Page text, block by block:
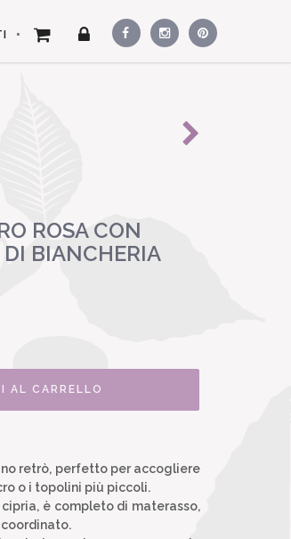
ROSA CON
BIANCHERIA
AL CARRELLO
retrò, perfetto per accogliere
o i topolini più piccoli.
è completo di materasso,